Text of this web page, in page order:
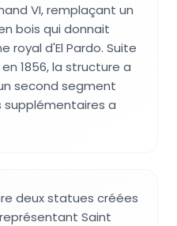
VI, remplaçant un
bois qui donnait
royal d'El Pardo. Suite
1856, la structure a
second segment
supplémentaires a
deux statues créées
Saint